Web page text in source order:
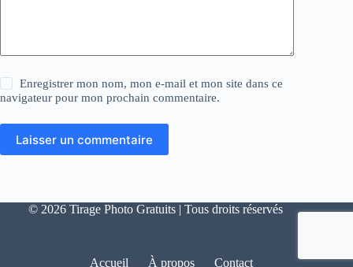
Enregistrer mon nom, mon e-mail et mon site dans ce
navigateur pour mon prochain commentaire.
Laisser un commentaire
© 2026 Tirage Photo Gratuits | Tous droits réservés
Accueil À propos Contact